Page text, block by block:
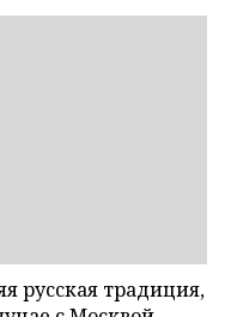
русская традиция,